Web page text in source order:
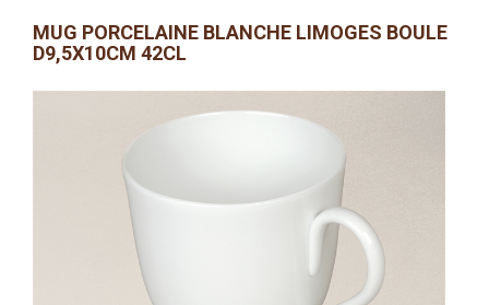
MUG PORCELAINE BLANCHE LIMOGES BOULE
D9,5X10CM 42CL